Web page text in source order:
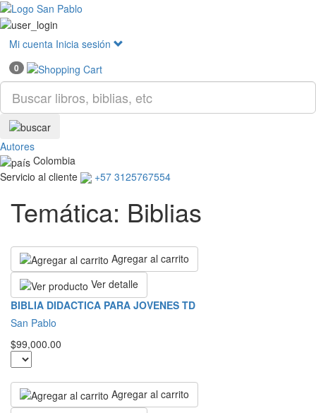
Mi cuenta Inicia sesión
0
Autores
Colombia
Servicio al cliente
+57 3125767554
Temática: Biblias
Agregar al carrito
Ver detalle
BIBLIA DIDACTICA PARA JOVENES TD
San Pablo
$99,000.00
Agregar al carrito